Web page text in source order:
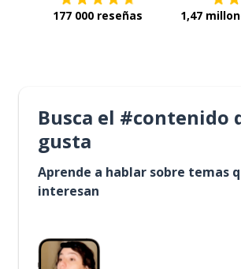
177 000 reseñas 1,47
Busca el #contenido
gusta
Aprende a hablar sobre temas
interesan